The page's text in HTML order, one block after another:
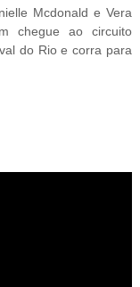
Mcdonald e Vera
chegue ao circuito
do Rio e corra para